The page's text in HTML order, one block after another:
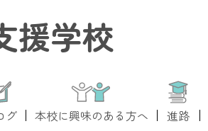
援学校
グ 本校に興味のある方へ 進路